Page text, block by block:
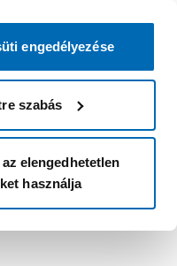
engedélyezése
szabás
elengedhetetlen
használja